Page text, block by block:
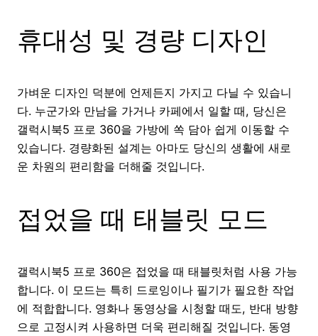
휴대성 및 경량 디자인
가벼운 디자인 덕분에 언제든지 가지고 다닐 수 있습니
다. 누군가와 만남을 가거나 카페에서 일할 때, 당신은
갤럭시북5 프로 360을 가방에 쏙 담아 쉽게 이동할 수
있습니다. 경량화된 설계는 아마도 당신의 생활에 새로
운 차원의 편리함을 더해줄 것입니다.
접었을 때 태블릿 모드
갤럭시북5 프로 360은 접었을 때 태블릿처럼 사용 가능
합니다. 이 모드는 특히 드로잉이나 필기가 필요한 작업
에 적합합니다. 영화나 동영상을 시청할 때도, 반대 방향
으로 고정시켜 사용하면 더욱 편리해질 것입니다. 동영